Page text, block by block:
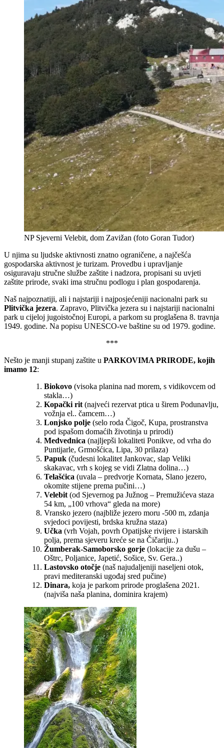
NP Sjeverni Velebit, dom Zavižan (foto Goran Tudor)
U njima su ljudske aktivnosti znatno ograničene, a najčešća
gospodarska aktivnost je turizam. Provedbu i upravljanje
osiguravaju stručne službe zaštite i nadzora, propisani su uvjeti
zaštite prirode, svaki ima stručnu podlogu i plan gospodarenja.
Naš najpoznatiji, ali i najstariji i najposjećeniji nacionalni park su
Plitvička jezera. Zapravo, Plitvička jezera su i najstariji nacionalni
park u cijeloj jugoistočnoj Europi, a parkom su proglašena 8. travnja
1949. godine. Na popisu UNESCO-ve baštine su od 1979. godine.
***
Nešto je manji stupanj zaštite u PARKOVIMA PRIRODE, kojih
imamo 12:
Biokovo (visoka planina nad morem, s vidikovcem od
stakla…)
Kopački rit (najveći rezervat ptica u širem Podunavlju,
vožnja el.. čamcem…)
Lonjsko polje (selo roda Čigoč, Kupa, prostranstva
pod ispašom domaćih životinja u prirodi)
Medvednica (najljepši lokaliteti Ponikve, od vrha do
Puntijarle, Grmošćica, Lipa, 30 prilaza)
Papuk (čudesni lokalitet Jankovac, slap Veliki
skakavac, vrh s kojeg se vidi Zlatna dolina…)
Telašćica (uvala – predvorje Kornata, Slano jezero,
okomite stijene prema pučini…)
Velebit (od Sjevernog pa Južnog – Premužićeva staza
54 km, „100 vrhova“ gleda na more)
Vransko jezero (najbliže jezero moru -500 m, zdanja
svjedoci povijesti, brdska kružna staza)
Učka (vrh Vojah, povrh Opatijske rivijere i istarskih
polja, prema sjeveru kreće se na Čičariju..)
Žumberak-Samoborsko gorje (lokacije za dušu –
Oštrc, Poljanice, Japetić, Sošice, Sv. Gera..)
Lastovsko otočje (naš najudaljeniji naseljeni otok,
pravi mediteranski ugođaj sred pučine)
Dinara, koja je parkom prirode proglašena 2021.
(najviša naša planina, dominira krajem)